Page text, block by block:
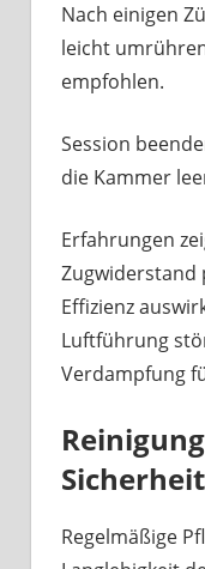
Nach einigen
leicht
empfohlen.
Session
die Kammer
Erfahrungen
Zugwiderstand
Effizienz
Luftführung
Verdampfung
Regelmäßige